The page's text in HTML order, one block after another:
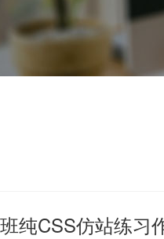
纯CSS仿站练习